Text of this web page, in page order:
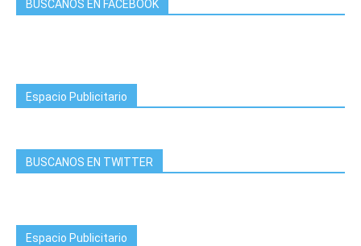
BUSCANOS EN FACEBOOK
Espacio Publicitario
BUSCANOS EN TWITTER
Espacio Publicitario